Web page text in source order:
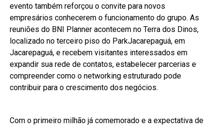
evento também reforçou o convite para novos
empresários conhecerem o funcionamento do grupo. As
reuniões do BNI Planner acontecem no Terra dos Dinos,
localizado no terceiro piso do ParkJacarepaguá, em
Jacarepaguá, e recebem visitantes interessados em
expandir sua rede de contatos, estabelecer parcerias e
compreender como o networking estruturado pode
contribuir para o crescimento dos negócios.
Com o primeiro milhão já comemorado e a expectativa de